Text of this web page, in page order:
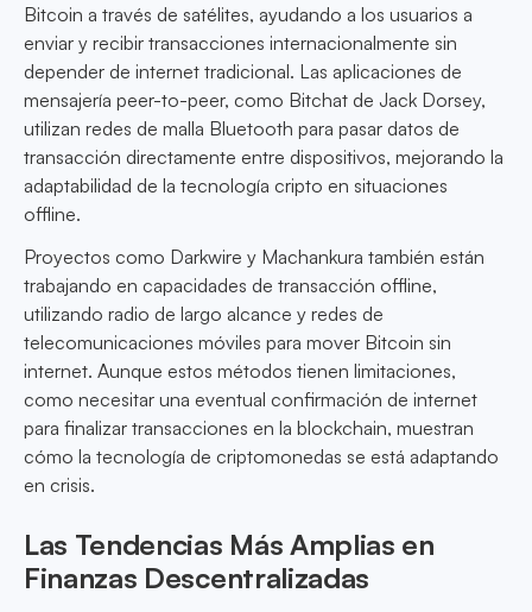
Bitcoin a través de satélites, ayudando a los usuarios a
enviar y recibir transacciones internacionalmente sin
depender de internet tradicional. Las aplicaciones de
mensajería peer-to-peer, como Bitchat de Jack Dorsey,
utilizan redes de malla Bluetooth para pasar datos de
transacción directamente entre dispositivos, mejorando la
adaptabilidad de la tecnología cripto en situaciones
offline.
Proyectos como Darkwire y Machankura también están
trabajando en capacidades de transacción offline,
utilizando radio de largo alcance y redes de
telecomunicaciones móviles para mover Bitcoin sin
internet. Aunque estos métodos tienen limitaciones,
como necesitar una eventual confirmación de internet
para finalizar transacciones en la blockchain, muestran
cómo la tecnología de criptomonedas se está adaptando
en crisis.
Las Tendencias Más Amplias en
Finanzas Descentralizadas